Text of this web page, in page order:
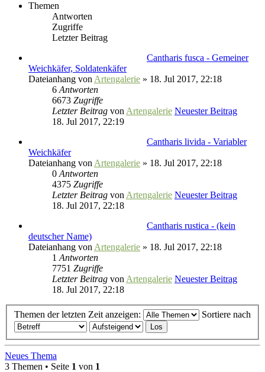
Themen
Antworten
Zugriffe
Letzter Beitrag
Cantharis fusca - Gemeiner
Weichkäfer, Soldatenkäfer
Dateianhang von Artengalerie » 18. Jul 2017, 22:18
6 Antworten
6673 Zugriffe
Letzter Beitrag von Artengalerie Neuester Beitrag
18. Jul 2017, 22:19
Cantharis livida - Variabler
Weichkäfer
Dateianhang von Artengalerie » 18. Jul 2017, 22:18
0 Antworten
4375 Zugriffe
Letzter Beitrag von Artengalerie Neuester Beitrag
18. Jul 2017, 22:18
Cantharis rustica - (kein
deutscher Name)
Dateianhang von Artengalerie » 18. Jul 2017, 22:18
1 Antworten
7751 Zugriffe
Letzter Beitrag von Artengalerie Neuester Beitrag
18. Jul 2017, 22:18
Themen der letzten Zeit anzeigen: Sortiere nach
Neues Thema
3 Themen • Seite 1 von 1